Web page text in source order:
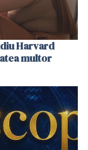
Harvard
multor